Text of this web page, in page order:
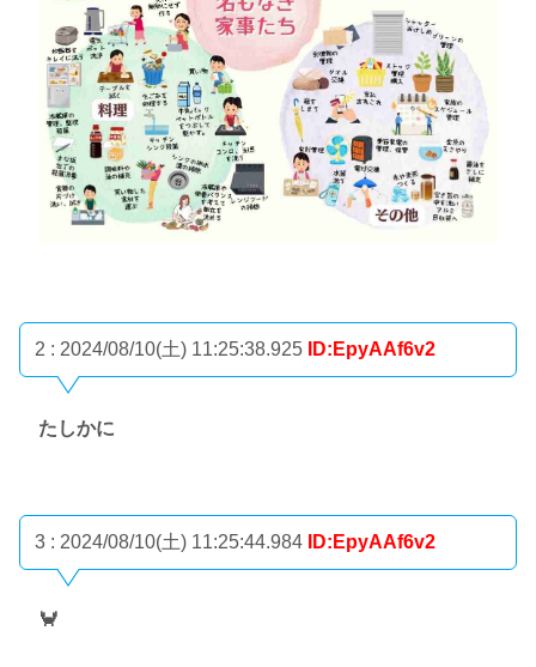
2 : 2024/08/10(土) 11:25:38.925 ID:EpyAAf6v2
たしかに
3 : 2024/08/10(土) 11:25:44.984 ID:EpyAAf6v2
🦀